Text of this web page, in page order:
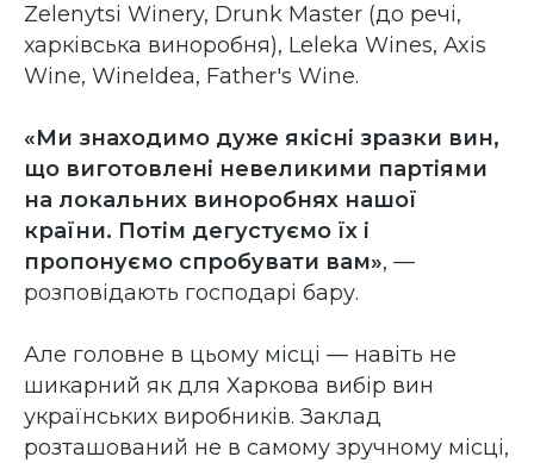
Zelenytsi Winery, Drunk Master (до речі,
харківська виноробня), Leleka Wines, Axis
Wine, WineIdea, Father's Wine.
«Ми знаходимо дуже якісні зразки вин,
що виготовлені невеликими партіями
на локальних виноробнях нашої
країни. Потім дегустуємо їх і
пропонуємо спробувати вам», —
розповідають господарі бару.
Але головне в цьому місці — навіть не
шикарний як для Харкова вибір вин
українських виробників. Заклад
розташований не в самому зручному місці,